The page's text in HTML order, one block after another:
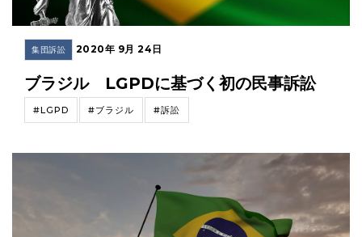
集団訴訟 2020年 9月 24日
ブラジル LGPDに基づく初の民事訴訟
#LGPD #ブラジル #訴訟